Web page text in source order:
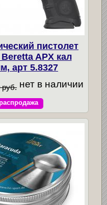
пистолет
APX кал
арт 5.8327
руб. нет в наличии